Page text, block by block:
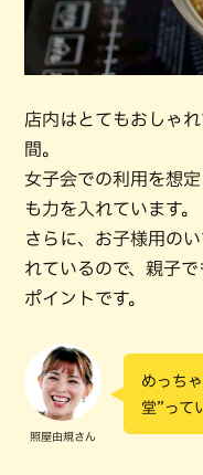
店内はとてもおしゃ
間。
女子会での利用を想
も力を入れています。
さらに、お子様用の
れているので、親子
ポイントです。
照屋由規さん
めっち
堂”って